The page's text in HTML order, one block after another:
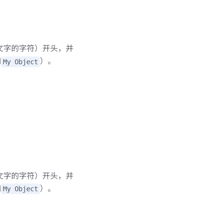
的字符）开头，并
My Object ）。
的字符）开头，并
My Object ）。